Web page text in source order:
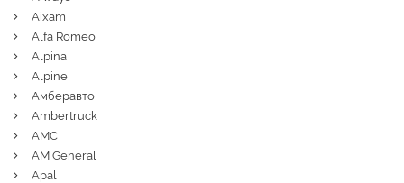
Aixam
Alfa Romeo
Alpina
Alpine
Амберавто
Ambertruck
AMC
AM General
Apal